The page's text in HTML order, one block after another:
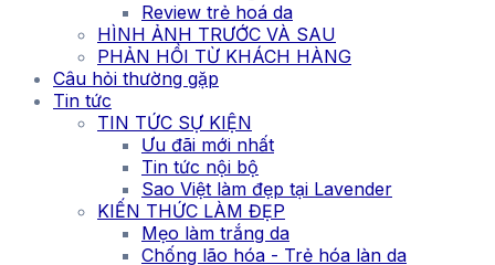
Review trẻ hoá da
HÌNH ẢNH TRƯỚC VÀ SAU
PHẢN HỒI TỪ KHÁCH HÀNG
Câu hỏi thường gặp
Tin tức
TIN TỨC SỰ KIỆN
Ưu đãi mới nhất
Tin tức nội bộ
Sao Việt làm đẹp tại Lavender
KIẾN THỨC LÀM ĐẸP
Mẹo làm trắng da
Chống lão hóa - Trẻ hóa làn da